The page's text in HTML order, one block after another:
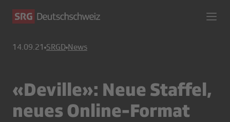
14.09.21 SRGD News
«Deville»: Neue Staffel,
neues Online-Format